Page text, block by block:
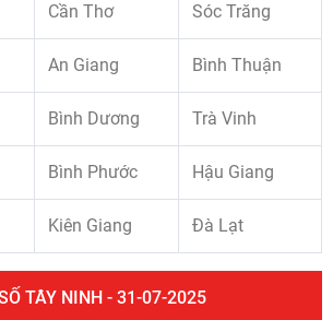
Cần Thơ Sóc Trăng
An Giang Bình Thuận
Bình Dương Trà Vinh
Bình Phước Hậu Giang
Kiên Giang Đà Lạt
TÂY NINH - 31-07-2025